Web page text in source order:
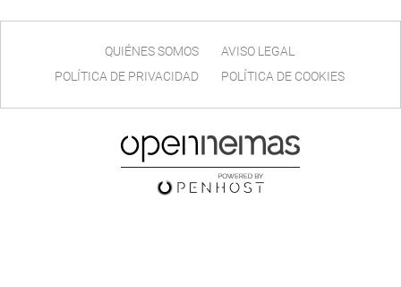
QUIÉNES SOMOS
AVISO LEGAL
POLÍTICA DE PRIVACIDAD
POLÍTICA DE COOKIES